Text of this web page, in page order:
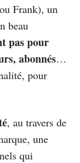
Frank), un
beau
pas pour
abonnés…
pour
, au travers de
une
qui